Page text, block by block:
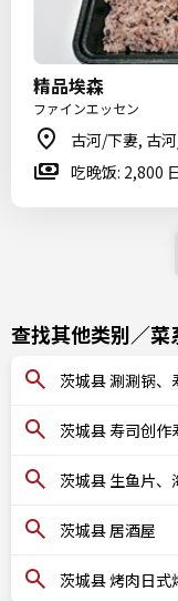
精品埃森
ファインエッセン
古河/下妻, 古
吃晚饭: 2,800
查找其他类别／菜
茨城县 涮涮锅、
茨城县 寿司创作
茨城县 生鱼片、
茨城县 居酒屋
茨城县 烤肉日式